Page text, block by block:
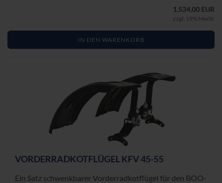
1.534,00 EUR
zzgl. 19% MwSt.
IN DEN WARENKORB
VOR­DER­RAD­KOT­FLÜ­GEL KFV 45-55
Ein Satz schwenk­ba­rer Vor­der­rad­kot­flü­gel für den BOO­